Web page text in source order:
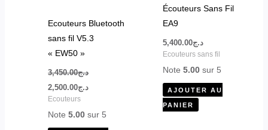
Ecouteurs Bluetooth
sans fil V5.3
« EW50 »
د.ج3,450.00
د.ج2,500.00
Ecouteurs
Note5.00 sur 5
Écouteurs Sans Fil
EA9
د.ج5,400.00
Ecouteurs sans fil
Note 5.00sur 5
AJOUTER AU
PANIER